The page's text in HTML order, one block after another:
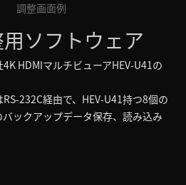
ソフトウェア
HDMIマルチビューアHEV-U41の
232C経由で、HEV-U41持つ8個の
ックアップデータ保存、読み込み
調整画面例